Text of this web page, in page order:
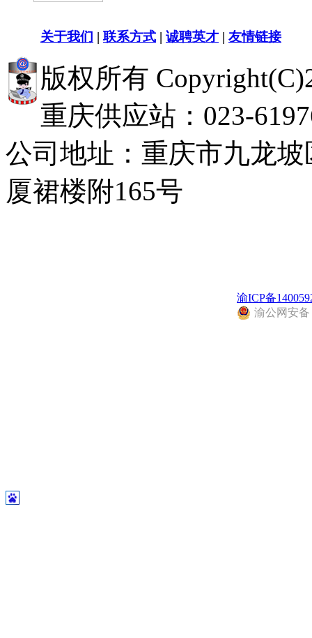
关于我们 | 联系方式 | 诚聘英才 | 友情链接
版权所有
重庆供应站：023-
公司地址：重庆市九龙
厦裙楼附165号
渝ICP备
渝公网安备